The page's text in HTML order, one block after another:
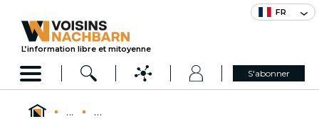
FR
L’information libre et mitoyenne
S'abonner
... ...